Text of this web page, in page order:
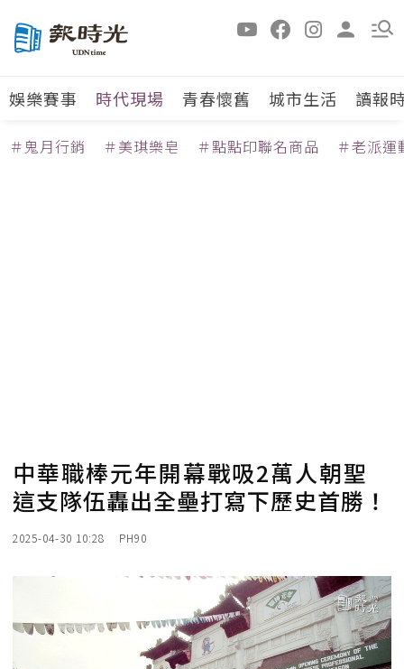
娛樂賽事 時代現場 青春懷舊 城市生活 讀報
＃鬼月行銷 ＃美琪樂皂 ＃點點印聯名商品 ＃老派運
中華職棒元年開幕戰吸2萬人朝聖
這支隊伍轟出全壘打寫下歷史首勝！
2025-04-30 10:28 PH90